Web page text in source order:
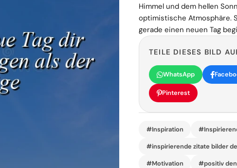
Himmel und dem hellen
optimistische Atmosphäre.
gerade einen neuen Tag
TEILE DIESES BILD
WhatsApp
Pinterest
#Inspiration
#inspirierende zitate bilder
#Motivation #positiv